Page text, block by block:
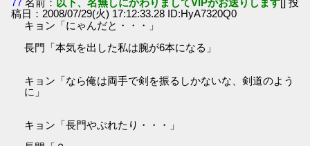
77 名前： 以下、名無しにかわりましてVIPがお送りします[] 投
稿日：2008/07/29(火) 17:12:33.28 ID:HyA7320Q0
キョン「にゃんだと・・・」
長門「本気を出した私は腕が6本になる」
キョン「なら俺は両手で剣を振るしかないな、剣道のよう
に」
キョン「長門やぶれたり・・・」